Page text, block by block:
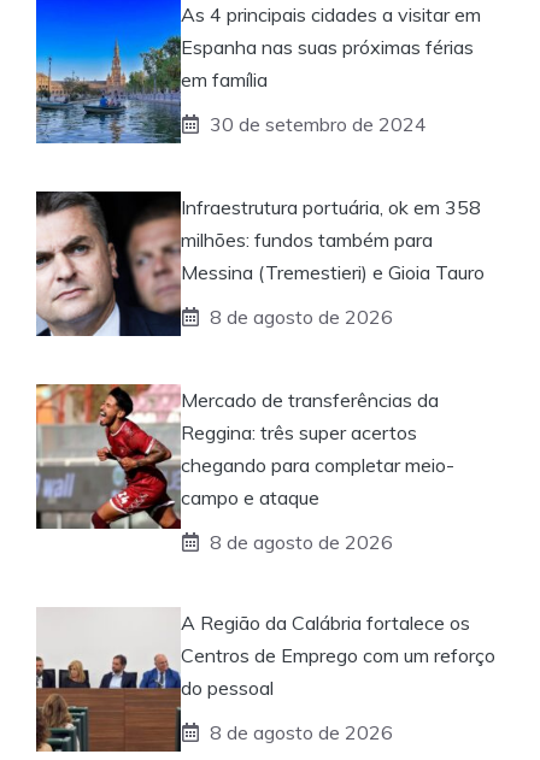
As 4 principais cidades a visitar em
Espanha nas suas próximas férias
em família
30 de setembro de 2024
Infraestrutura portuária, ok em 358
milhões: fundos também para
Messina (Tremestieri) e Gioia Tauro
8 de agosto de 2026
Mercado de transferências da
Reggina: três super acertos
chegando para completar meio-
campo e ataque
8 de agosto de 2026
A Região da Calábria fortalece os
Centros de Emprego com um reforço
do pessoal
8 de agosto de 2026